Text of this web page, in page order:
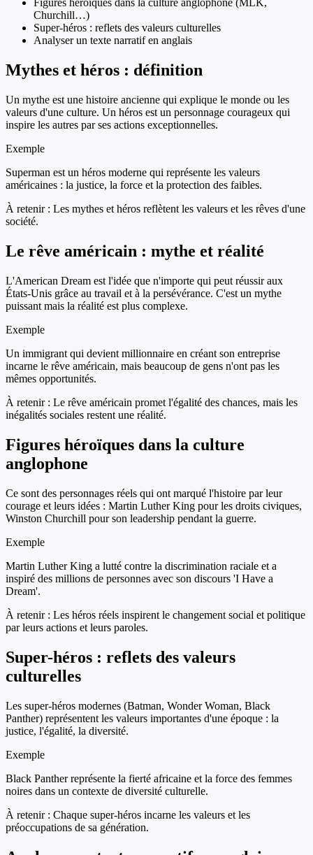
Figures héroïques dans la culture anglophone (MLK,
Churchill…)
Super-héros : reflets des valeurs culturelles
Analyser un texte narratif en anglais
Mythes et héros : définition
Un mythe est une histoire ancienne qui explique le monde ou les
valeurs d'une culture. Un héros est un personnage courageux qui
inspire les autres par ses actions exceptionnelles.
Exemple
Superman est un héros moderne qui représente les valeurs
américaines : la justice, la force et la protection des faibles.
À retenir : Les mythes et héros reflètent les valeurs et les rêves d'une
société.
Le rêve américain : mythe et réalité
L'American Dream est l'idée que n'importe qui peut réussir aux
États-Unis grâce au travail et à la persévérance. C'est un mythe
puissant mais la réalité est plus complexe.
Exemple
Un immigrant qui devient millionnaire en créant son entreprise
incarne le rêve américain, mais beaucoup de gens n'ont pas les
mêmes opportunités.
À retenir : Le rêve américain promet l'égalité des chances, mais les
inégalités sociales restent une réalité.
Figures héroïques dans la culture
anglophone
Ce sont des personnages réels qui ont marqué l'histoire par leur
courage et leurs idées : Martin Luther King pour les droits civiques,
Winston Churchill pour son leadership pendant la guerre.
Exemple
Martin Luther King a lutté contre la discrimination raciale et a
inspiré des millions de personnes avec son discours 'I Have a
Dream'.
À retenir : Les héros réels inspirent le changement social et politique
par leurs actions et leurs paroles.
Super-héros : reflets des valeurs
culturelles
Les super-héros modernes (Batman, Wonder Woman, Black
Panther) représentent les valeurs importantes d'une époque : la
justice, l'égalité, la diversité.
Exemple
Black Panther représente la fierté africaine et la force des femmes
noires dans un contexte de diversité culturelle.
À retenir : Chaque super-héros incarne les valeurs et les
préoccupations de sa génération.